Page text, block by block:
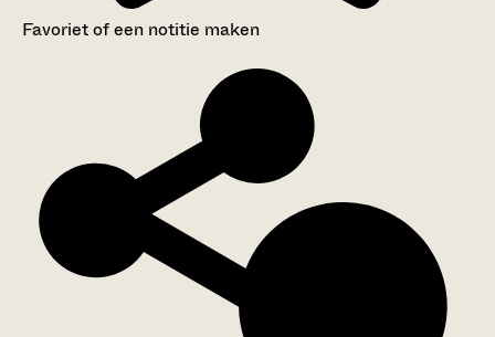
Favoriet of een notitie maken